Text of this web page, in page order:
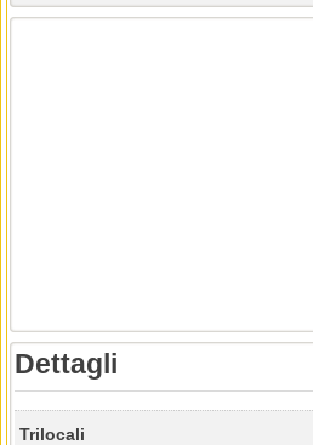
Dettagli
Trilocali